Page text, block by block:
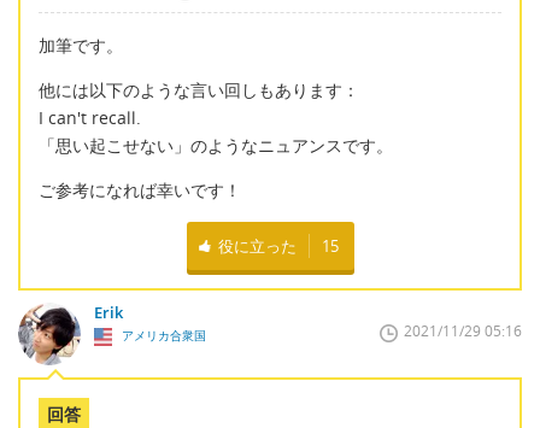
加筆です。
他には以下のような言い回しもあります：
I can't recall.
「思い起こせない」のようなニュアンスです。
ご参考になれば幸いです！
役に立った 15
Erik
アメリカ合衆国 2021/11/29 05:16
回答